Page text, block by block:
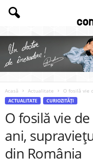
Acasă Actualitate O fosilă vie
ACTUALITATE CURIOZITĂȚI
O fosilă vie
ani,
din România